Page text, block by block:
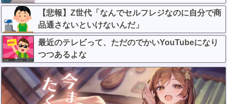
【悲報】Z世代「なんでセルフレジなのに自分で商
品通さないといけないんだ」
最近のテレビって、ただのでかいYouTubeになり
つつあるよな